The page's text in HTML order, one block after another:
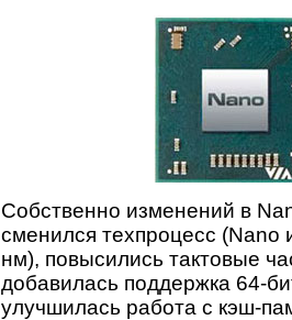
Собственно изменений в
сменился техпроцесс (Nano
нм), повысились тактовые
добавилась поддержка 64-
улучшилась работа с кэш-